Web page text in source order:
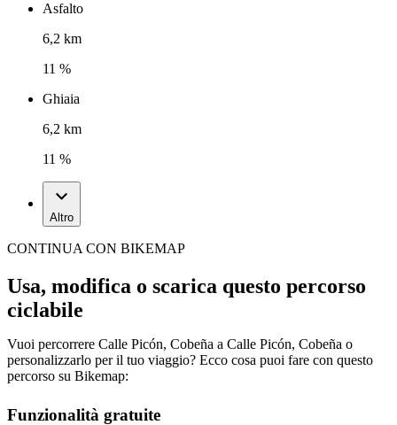
Asfalto
6,2 km
11 %
Ghiaia
6,2 km
11 %
Altro
CONTINUA CON BIKEMAP
Usa, modifica o scarica questo percorso
ciclabile
Vuoi percorrere Calle Picón, Cobeña a Calle Picón, Cobeña o
personalizzarlo per il tuo viaggio? Ecco cosa puoi fare con questo
percorso su Bikemap:
Funzionalità gratuite